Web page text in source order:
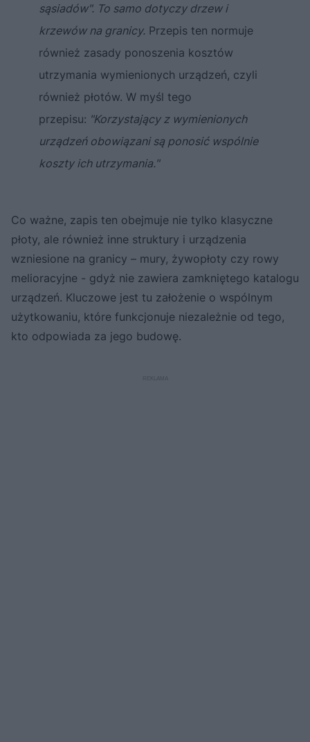
sąsiadów". To samo dotyczy drzew i
krzewów na granicy. Przepis ten normuje
również zasady ponoszenia kosztów
utrzymania wymienionych urządzeń, czyli
również płotów. W myśl tego
przepisu: "Korzystający z wymienionych
urządzeń obowiązani są ponosić wspólnie
koszty ich utrzymania."
Co ważne, zapis ten obejmuje nie tylko klasyczne
płoty, ale również inne struktury i urządzenia
wzniesione na granicy – mury, żywopłoty czy rowy
melioracyjne - gdyż nie zawiera zamkniętego katalogu
urządzeń. Kluczowe jest tu założenie o wspólnym
użytkowaniu, które funkcjonuje niezależnie od tego,
kto odpowiada za jego budowę.